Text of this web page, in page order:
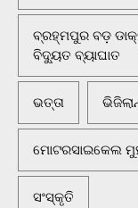
ବ୍ରହ୍ମପୁର ବଡ଼
ବିଦ୍ୟୁତ ବ୍ୟାଘାତ
ଭତ୍ତା
ମୋଟରସାଇକେଲ
ସଂସ୍କୃତି